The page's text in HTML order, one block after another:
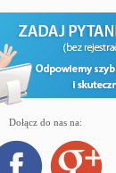
Dołącz do nas na: